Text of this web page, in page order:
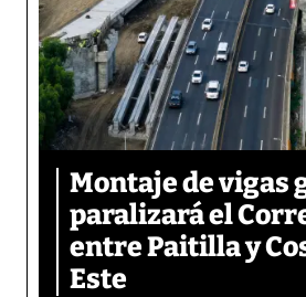
Montaje de vigas
paralizará el
entre Paitilla y
Este